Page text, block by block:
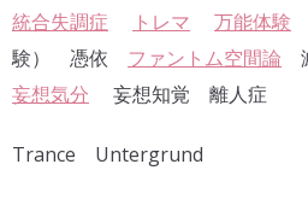
読】
島崎敏樹：人格の病（第一部
951.（島崎敏樹：「人格の病」,
島崎敏樹：精神分裂病における
3-40,1949.https://
統合失調症
トレマ 万能体験
験） 憑依 ファントム空間論
妄想気分 妄想知覚 離人症
Trance Untergrund